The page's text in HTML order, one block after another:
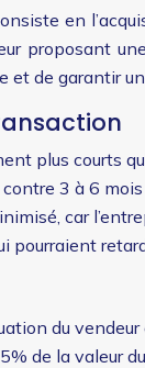
en
proposant
de garantir
plus courts
3 à 6
car
pourraient
du
de la valeur